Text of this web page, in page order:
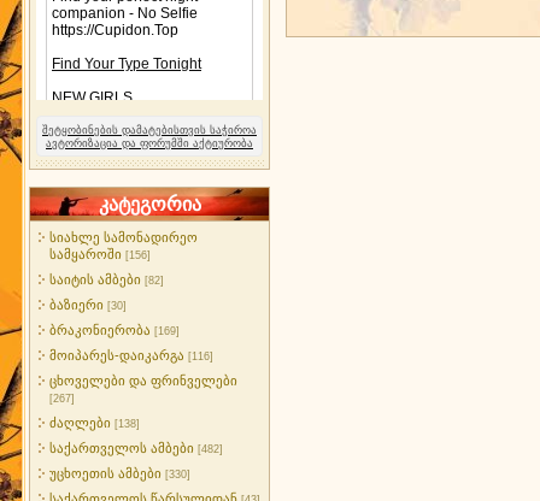
შეტყობინების დამატებისთვის საჭიროა
ავტორიზაცია და ფორუმში აქტიურობა
კატეგორია
სიახლე სამონადირეო
სამყაროში [156]
საიტის ამბები [82]
ბაზიერი [30]
ბრაკონიერობა [169]
მოიპარეს-დაიკარგა [116]
ცხოველები და ფრინველები
[267]
ძაღლები [138]
საქართველოს ამბები [482]
უცხოეთის ამბები [330]